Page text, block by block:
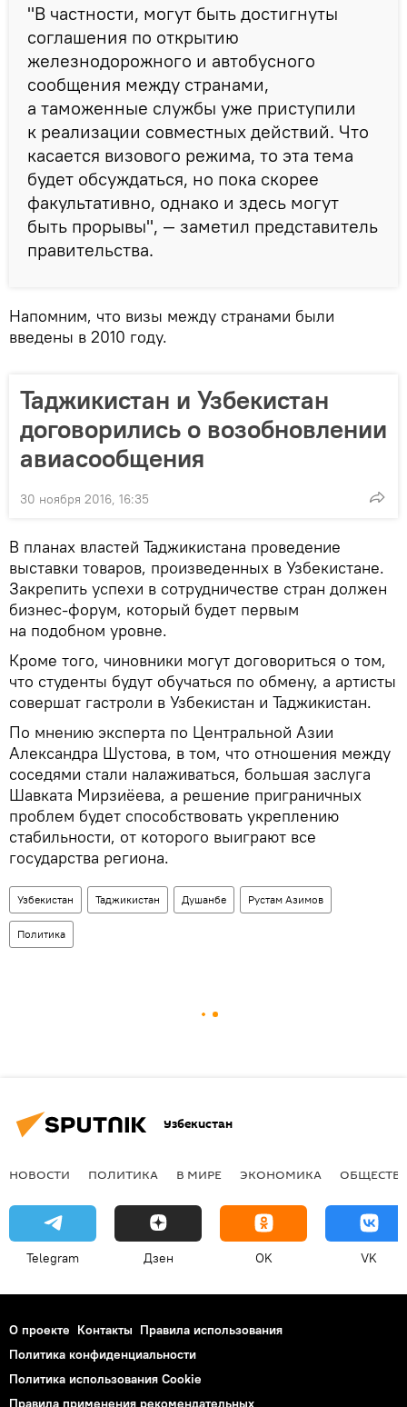
"В частности, могут быть достигнуты
соглашения по открытию
железнодорожного и автобусного
сообщения между странами,
а таможенные службы уже приступили
к реализации совместных действий. Что
касается визового режима, то эта тема
будет обсуждаться, но пока скорее
факультативно, однако и здесь могут
быть прорывы", — заметил представитель
правительства.
Напомним, что визы между странами были
введены в 2010 году.
Таджикистан и Узбекистан
договорились о возобновлении
авиасообщения
30 ноября 2016, 16:35
В планах властей Таджикистана проведение
выставки товаров, произведенных в Узбекистане.
Закрепить успехи в сотрудничестве стран должен
бизнес-форум, который будет первым
на подобном уровне.
Кроме того, чиновники могут договориться о том,
что студенты будут обучаться по обмену, а артисты
совершат гастроли в Узбекистан и Таджикистан.
По мнению эксперта по Центральной Азии
Александра Шустова, в том, что отношения между
соседями стали налаживаться, большая заслуга
Шавката Мирзиёева, а решение приграничных
проблем будет способствовать укреплению
стабильности, от которого выиграют все
государства региона.
Узбекистан Таджикистан Душанбе Рустам Азимов
Политика
Узбекистан
НОВОСТИ ПОЛИТИКА В МИРЕ ЭКОНОМИКА
Telegram Дзен OK VK
О проекте Контакты Правила использования
Политика конфиденциальности
Политика использования Cookie
Правила применения рекомендательных